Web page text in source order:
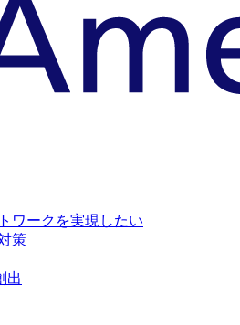
ワークを実現したい
策
出